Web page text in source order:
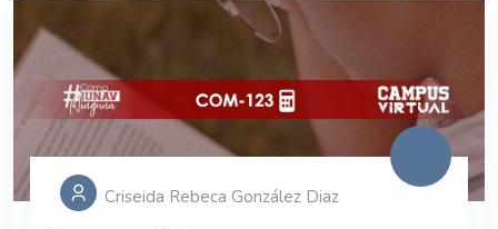
Criseida Rebeca González Diaz